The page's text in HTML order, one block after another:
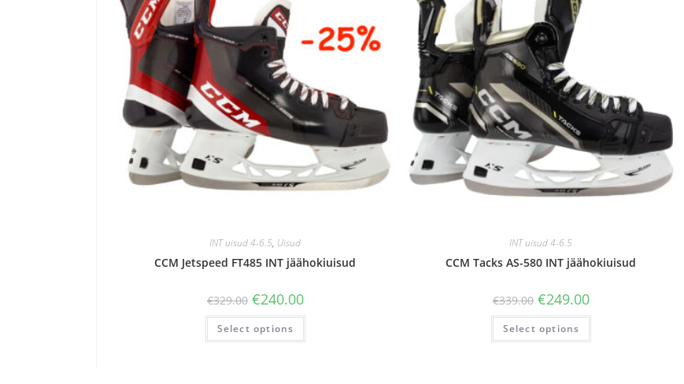
INT uisud 4-6.5, Uisud
CCM Jetspeed FT485 INT jäähokiuisud
€329.00 €240.00
Select options
INT uisud 4-6.5
CCM Tacks AS-580 INT jäähokiuisud
€339.00 €249.00
Select options